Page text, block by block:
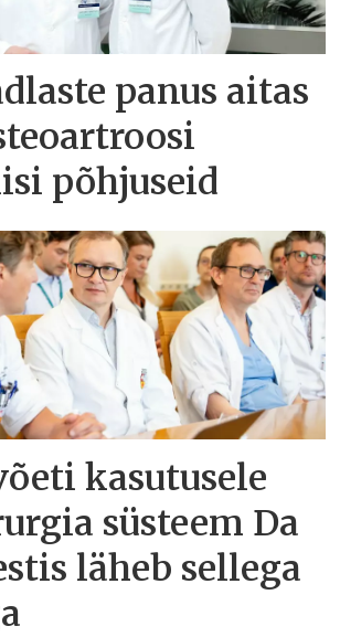
panus aitas
põhjuseid
kasutusele
süsteem Da
läheb sellega